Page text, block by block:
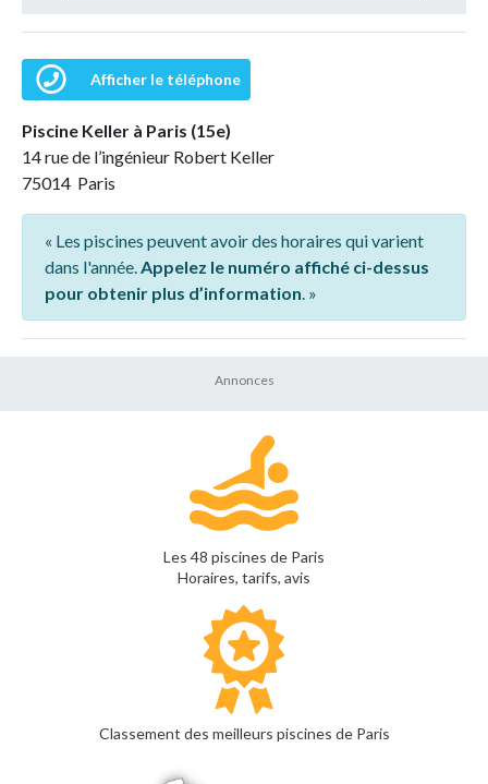
Afficher le téléphone
Piscine Keller à Paris (15e)
14 rue de l’ingénieur Robert Keller
75014 Paris
« Les piscines peuvent avoir des horaires qui varient
dans l'année. Appelez le numéro affiché ci-dessus
pour obtenir plus d’information . »
Les 48 piscines de Paris
Horaires, tarifs, avis
Classement des meilleurs piscines de Paris